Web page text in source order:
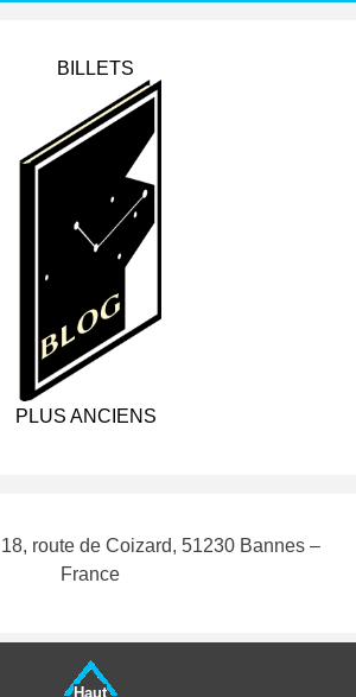
BILLETS
PLUS ANCIENS
 18, route de Coizard, 51230 Bannes –
France
Haut